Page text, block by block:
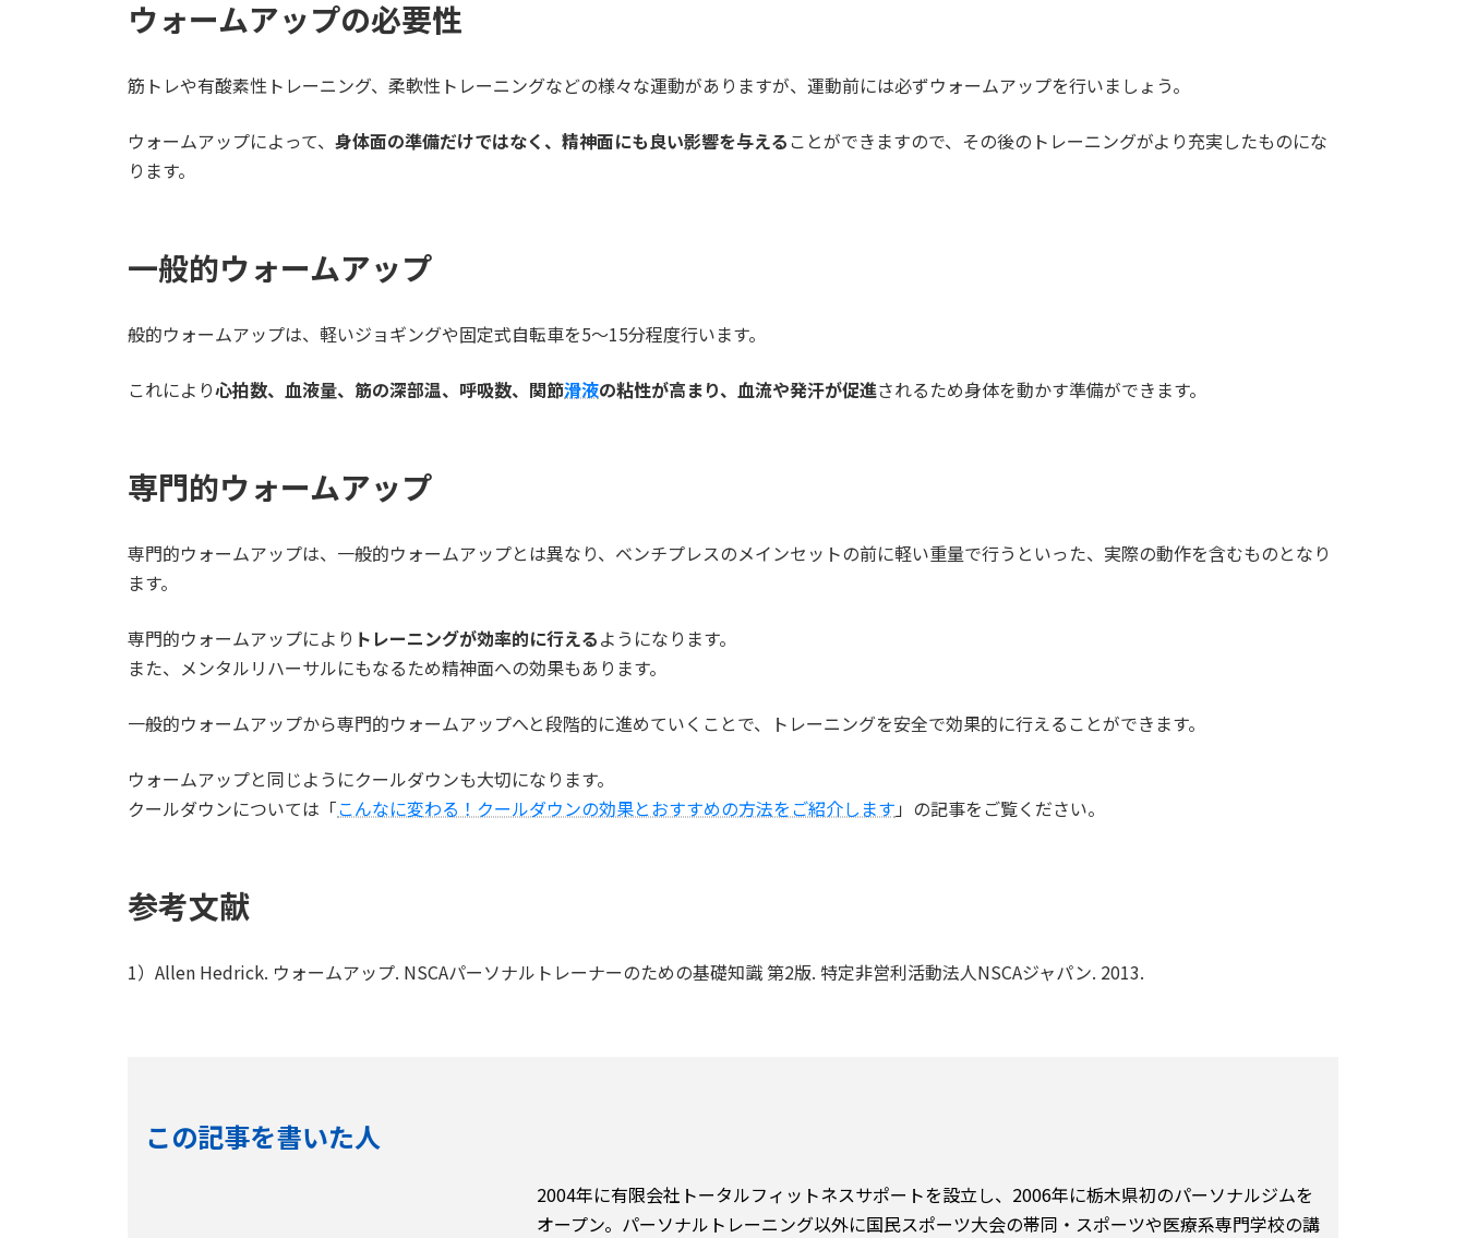
ウォームアップの必要性
筋トレや有酸素性トレーニング、柔軟性トレーニングなどの様々な運動がありますが、運動前には必ずウォームアップを行いましょう。
ウォームアップによって、 身体面の準備だけではなく、精神面にも良い影響を与える ことができますので、その後のトレーニングがより充実したものにな
ります。
一般的ウォームアップ
般的ウォームアップは、軽いジョギングや固定式自転車を5～15分程度行います。
これにより心拍数、血液量、筋の深部温、呼吸数、関節滑液の粘性が高まり、血流や発汗が促進されるため身体を動かす準備ができます。
専門的ウォームアップ
専門的ウォームアップは、一般的ウォームアップとは異なり、ベンチプレスのメインセットの前に軽い重量で行うといった、実際の動作を含むものとなり
ます。
専門的ウォームアップにより トレーニングが効率的に行えるようになります。
また、メンタルリハーサルにもなるため精神面への効果もあります。
一般的ウォームアップから専門的ウォームアップへと段階的に進めていくことで、トレーニングを安全で効果的に行えることができます。
ウォームアップと同じようにクールダウンも大切になります。
クールダウンについては「こんなに変わる！クールダウンの効果とおすすめの方法をご紹介します 」の記事をご覧ください。
参考文献
1）Allen Hedrick. ウォームアップ. NSCAパーソナルトレーナーのための基礎知識 第2版. 特定非営利活動法人NSCAジャパン. 2013.
この記事を書いた人
2004年に有限会社トータルフィットネスサポートを設立し、2006年に栃木県初のパーソナルジムを
オープン。パーソナルトレーニング以外に国民スポーツ大会の帯同・スポーツや医療系専門学校の講